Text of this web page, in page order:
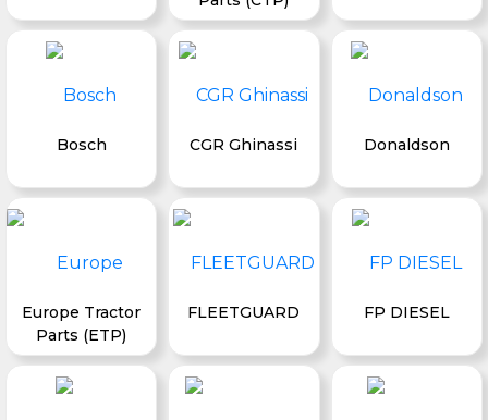
Bosch CGR Ghinassi Donaldson
Europe Tractor
Parts (ETP)
FLEETGUARD FP DIESEL